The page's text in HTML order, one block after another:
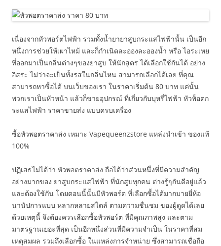
เนื่องจากหัวพอร์ตไฟฟ้า รวมทั้งน้ำยายาสูบกระแสไฟฟ้านั้น เป็นอีก
หนึ่งการช่วยให้เผาไหม้ และก็กำเนิดละอองละอองน้ำ หรือ ไอระเหย
ที่ออกมาเป็นกลิ่นต่างๆของยาสูบ ให้นักสูตร ได้เลือกใช้กันได้ อย่าง
อิสระ ไม่ว่าจะเป็นทั้งรสในกลิ่นไหน สามารถเลือกได้เลย ที่คุณ
สามารถหาซื้อได้ บนเว็บของเรา ในราคาเริ่มต้น 80 บาท แค่นั้น
พวกเราเป็นหัวหน้า แล้วก็ขายอุปกรณ์ ที่เกี่ยวกับบุหรี่ไฟฟ้า หัวพ็อตก
ระแสไฟฟ้า ราคาขายส่ง แบบครบเครื่อง
ซื้อหัวพอตราคาส่ง เหมาะ Vapequeenzstore แหล่งนำเข้า ของแท้
100%
ปฏิเสธไม่ได้ว่า หัวพอตราคาส่ง ถือได้ว่าส่วนหนึ่งที่มีความสำคัญ
อย่างมากของ ยาสูบกระแสไฟฟ้า ที่นักสูบทุกคน ต่างรู้ๆกันดีอยู่แล้ว
และต้องใช้กัน โดยตอนนี้นั้นมีหัวพอร์ต ที่เลือกซื้อได้มากมายยี่ห้อ
นานัปการแบบ หลากหลายสไตล์ ตามความชื่นชม ของผู้ดูดได้เลย
ด้วยเหตุนี้ จึงต้องควรเลือกซื้อหัวพอร์ต ที่มีคุณภาพสูง และตาม
มาตรฐานเยอะที่สุด เป็นอีกหนึ่งส่วนที่มีความจำเป็น ในราคาที่สม
เหตุสมผล รวมถึงเลือกซื้อ ในแหล่งการจำหน่าย ซึ่งสามารถเชื่อถือ